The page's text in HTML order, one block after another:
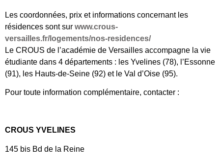
Les coordonnées, prix et informations concernant les
résidences sont sur www.crous-
versailles.fr/logements/nos-residences/
Le CROUS de l’académie de Versailles accompagne la vie
étudiante dans 4 départements : les Yvelines (78), l’Essonne
(91), les Hauts-de-Seine (92) et le Val d’Oise (95).
Pour toute information complémentaire, contacter :
CROUS YVELINES
145 bis Bd de la Reine